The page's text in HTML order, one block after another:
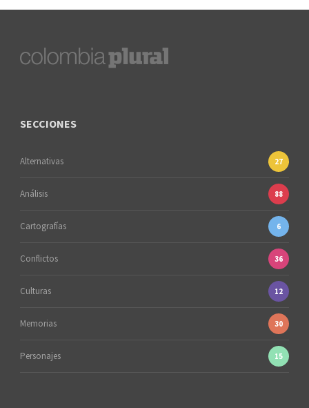
SECCIONES
Alternativas 27
Análisis 88
Cartografías 6
Conflictos 36
Culturas 12
Memorias 30
Personajes 15